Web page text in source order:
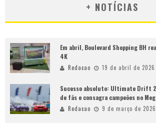
+ NOTÍCIAS
Em abril, Boulevard Shopping BH
4K
Redacao 19 de abril de 2026
Sucesso absoluto: Ultimate Drift
de fãs e consagra campeões no
Redacao 9 de março de 2026